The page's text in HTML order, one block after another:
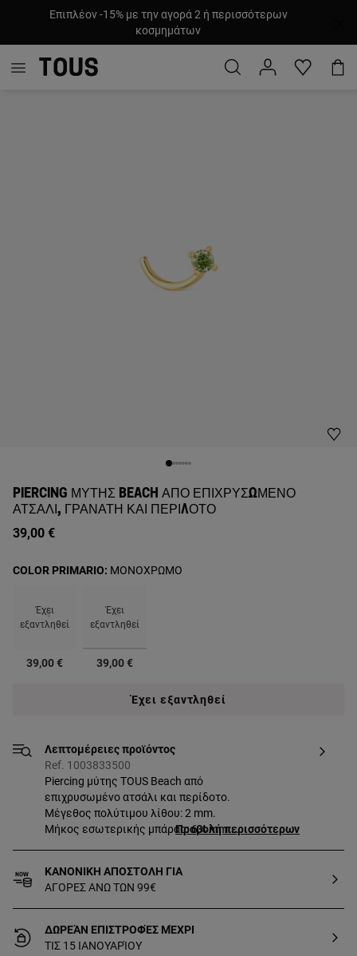
Επιπλέον -15% με την αγορά 2 ή περισσότερων
κοσμημάτων
PIERCING ΜΎΤΗΣ BEACH ΑΠΌ ΕΠΙΧΡΥΣΩΜΈΝΟ
ΑΤΣΆΛΙ, ΓΡΑΝΆΤΗ ΚΑΙ ΠΕΡΊΔΟΤΟ
39,00 €
Έχει
εξαντληθεί
39,00 €
Έχει
εξαντληθεί
επιλεγμένα
39,00 €
COLOR PRIMARIO: ΜΟΝΟΧΡΩΜΟ
Έχει εξαντληθεί
Λεπτομέρειες προϊόντος
Ref. 1003833500
Piercing μύτης TOUS Beach από
επιχρυσωμένο ατσάλι και περίδοτο.
Μέγεθος πολύτιμου λίθου: 2 mm.
Μήκος εσωτερικής μπάρας: 6,4 mm.Προβολή περισσότερων
ΚΑΝΟΝΙΚΗ ΑΠΟΣΤΟΛΗ ΓΙΑ
ΑΓΟΡΕΣ ΑΝΩ ΤΩΝ 99€
ΔΩΡΕΆΝ ΕΠΙΣΤΡΟΦΈΣ ΜΈΧΡΙ
ΤΙΣ 15 ΙΑΝΟΥΑΡΊΟΥ